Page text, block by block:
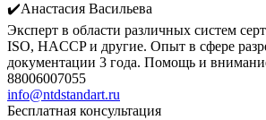
✔️Анастасия Васильева
Эксперт в области различных систем
ISO, HACCP и другие. Опыт в сфере
документации 3 года. Помощь и
88006007055
info@ntdstandart.ru
Бесплатная консультация